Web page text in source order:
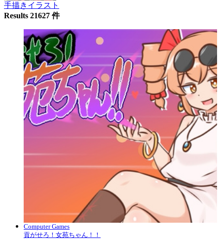
手描きイラスト
Results 21627 件
Computer Games
貢がせろ！女苑ちゃん！！